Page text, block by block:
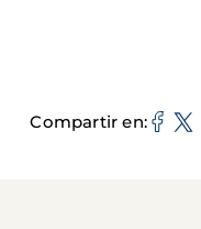
Compartir en